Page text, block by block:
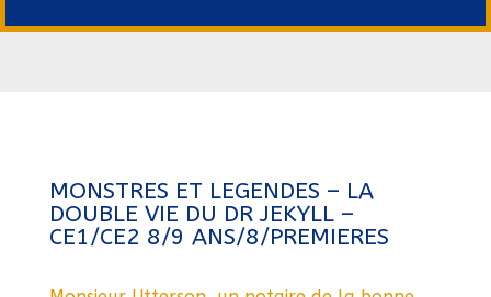
MONSTRES ET LEGENDES – LA
DOUBLE VIE DU DR JEKYLL –
CE1/CE2 8/9 ANS/8/PREMIERES